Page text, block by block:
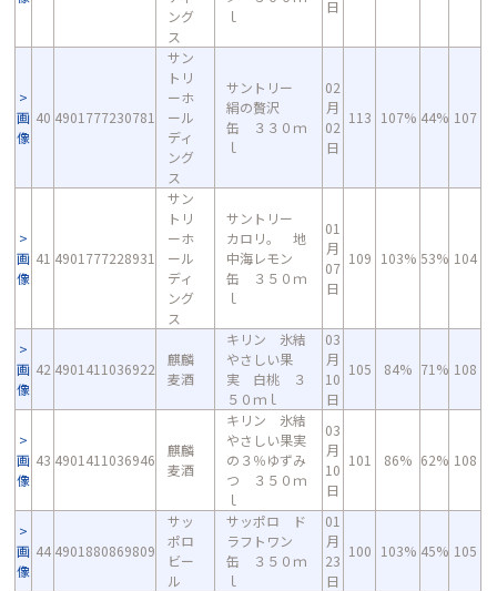
ング
ス
ｌ
日
画
像
40 4901777230781
サン
トリ
ーホ
ール
ディ
ング
ス
サントリー
絹の贅沢
缶 ３３０ｍ
ｌ
02
月
02
日
113 107% 44% 107
画
像
41 4901777228931
サン
トリ
ーホ
ール
ディ
ング
ス
サントリー
カロリ。 地
中海レモン
缶 ３５０ｍ
ｌ
01
月
07
日
109 103% 53% 104
画
像
42 4901411036922
麒麟
麦酒
キリン 氷結
やさしい果
実 白桃 ３
５０ｍｌ
03
月
10
日
105 84% 71% 108
画
像
43 4901411036946
麒麟
麦酒
キリン 氷結
やさしい果実
の３％ゆずみ
つ ３５０ｍ
ｌ
03
月
10
日
101 86% 62% 108
画
像
44 4901880869809
サッ
ポロ
ビー
ル
サッポロ ド
ラフトワン
缶 ３５０ｍ
ｌ
01
月
23
日
100 103% 45% 105